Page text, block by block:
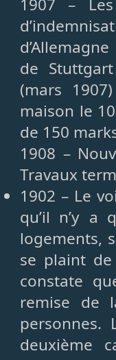
1907 –
de
(mars
maison le
de 150
1908 –
Travaux
1902 – Le
qu’il n’y a
logements,
se plaint
constate
remise de
deuxième